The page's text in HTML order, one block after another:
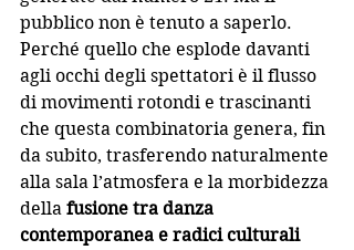
pubblico non è tenuto a saperlo.
Perché quello che esplode davanti
agli occhi degli spettatori è il flusso
di movimenti rotondi e trascinanti
che questa combinatoria genera, fin
da subito, trasferendo naturalmente
alla sala l’atmosfera e la morbidezza
della fusione tra danza
contemporanea e radici culturali